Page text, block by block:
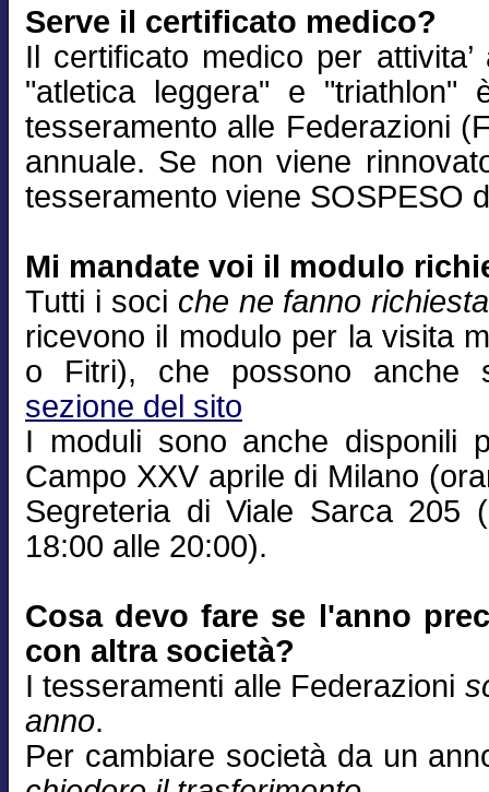
Serve il certificato medico?
Il certificato medico per
"atletica leggera" e "triathlon"
tesseramento alle Federazioni
annuale. Se non viene
tesseramento viene SOSPESO
Mi mandate voi il modulo
Tutti i soci che ne fanno richiesta
ricevono il modulo per la visita
o Fitri), che possono anche
sezione del sito
I moduli sono anche disponili
Campo XXV aprile di Milano
Segreteria di Viale Sarca 205
18:00 alle 20:00).
Cosa devo fare se l'anno
con altra società?
I tesseramenti alle Federazioni
anno.
Per cambiare società da un